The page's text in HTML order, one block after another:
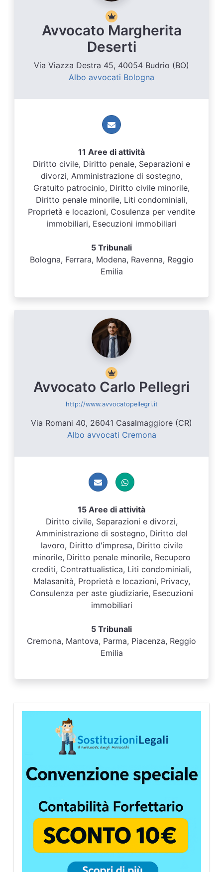
Avvocato Margherita
Deserti
Via Viazza Destra 45, 40054 Budrio (BO)
Albo avvocati Bologna
11 Aree di attività
Diritto civile, Diritto penale, Separazioni e
divorzi, Amministrazione di sostegno,
Gratuito patrocinio, Diritto civile minorile,
Diritto penale minorile, Liti condominiali,
Proprietà e locazioni, Cosulenza per vendite
immobiliari, Esecuzioni immobiliari
5 Tribunali
Bologna, Ferrara, Modena, Ravenna, Reggio
Emilia
Avvocato Carlo Pellegri
http://www.avvocatopellegri.it
Via Romani 40, 26041 Casalmaggiore (CR)
Albo avvocati Cremona
15 Aree di attività
Diritto civile, Separazioni e divorzi,
Amministrazione di sostegno, Diritto del
lavoro, Diritto d'impresa, Diritto civile
minorile, Diritto penale minorile, Recupero
crediti, Contrattualistica, Liti condominiali,
Malasanità, Proprietà e locazioni, Privacy,
Consulenza per aste giudiziarie, Esecuzioni
immobiliari
5 Tribunali
Cremona, Mantova, Parma, Piacenza, Reggio
Emilia